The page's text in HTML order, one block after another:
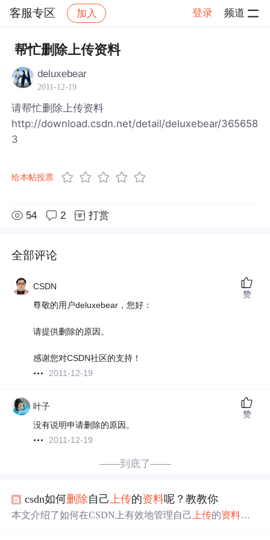
客服专区 加入 登录 频道
社区 客服专区 帖子详情
帮忙删除上传资料
deluxebear
2011-12-19
请帮忙删除上传资料
http://download.csdn.net/detail/deluxebear/365658
3
给本帖投票
54 2 打赏
全部评论
CSDN
尊敬的用户deluxebear，您好：
请提供删除的原因。
感谢您对CSDN社区的支持！
2011-12-19
赞
叶子
没有说明申请删除的原因。
2011-12-19
赞
——到底了——
csdn如何删除自己上传的资料呢？教教你
本文介绍了如何在CSDN上有效地管理自己 上传的资料，